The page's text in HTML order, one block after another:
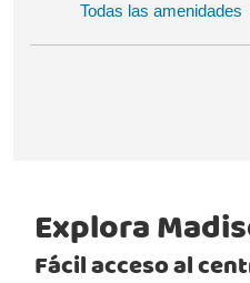
Todas las amenidades
Explora
Fácil acceso al